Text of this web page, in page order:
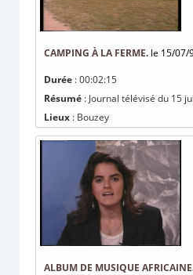
CAMPING À LA FERME. le 15/07/
Durée : 00:02:15
Résumé : Journal télévisé du 15
Lieux : Bouzey
ALBUM DE MUSIQUE